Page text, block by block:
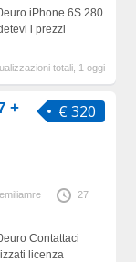
iPhone 6S 280
i prezzi
totali, 1 oggi
€ 320
+
emiliamre
27
Contattaci
licenza